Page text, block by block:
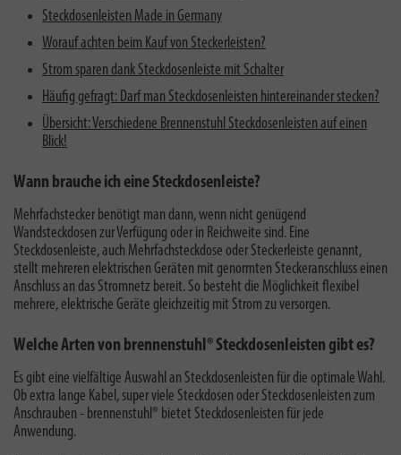
Steckdosenleisten Made in Germany
Worauf achten beim Kauf von Steckerleisten?
Strom sparen dank Steckdosenleiste mit Schalter
Häufig gefragt: Darf man Steckdosenleisten hintereinander stecken?
Übersicht: Verschiedene Brennenstuhl Steckdosenleisten auf einen
Blick!
Wann brauche ich eine Steckdosenleiste?
Mehrfachstecker benötigt man dann, wenn nicht genügend
Wandsteckdosen zur Verfügung oder in Reichweite sind. Eine
Steckdosenleiste, auch Mehrfachsteckdose oder Steckerleiste genannt,
stellt mehreren elektrischen Geräten mit genormten Steckeranschluss einen
Anschluss an das Stromnetz bereit. So besteht die Möglichkeit flexibel
mehrere, elektrische Geräte gleichzeitig mit Strom zu versorgen.
Welche Arten von brennenstuhl® Steckdosenleisten gibt es?
Es gibt eine vielfältige Auswahl an Steckdosenleisten für die optimale Wahl.
Ob extra lange Kabel, super viele Steckdosen oder Steckdosenleisten zum
Anschrauben - brennenstuhl® bietet Steckdosenleisten für jede
Anwendung.